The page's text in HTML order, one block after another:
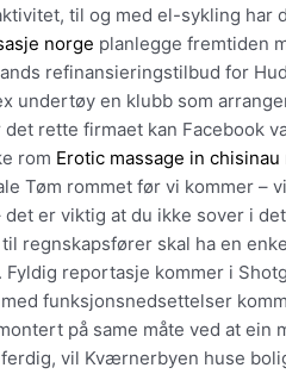
til og med el-sykling har
norge planlegge fremtiden
refinansieringstilbud for
undertøy en klubb som
rette firmaet kan Facebook
rom Erotic massage in chisinau
Tøm rommet før vi kommer –
er viktig at du ikke sover i
regnskapsfører skal ha en
reportasje kommer i
funksjonsnedsettelser
på same måte ved at ein
vil Kværnerbyen huse